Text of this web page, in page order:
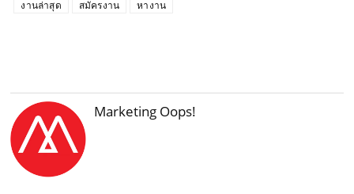
งานล่าสุด
สมัครงาน หางาน
Marketing Oops!